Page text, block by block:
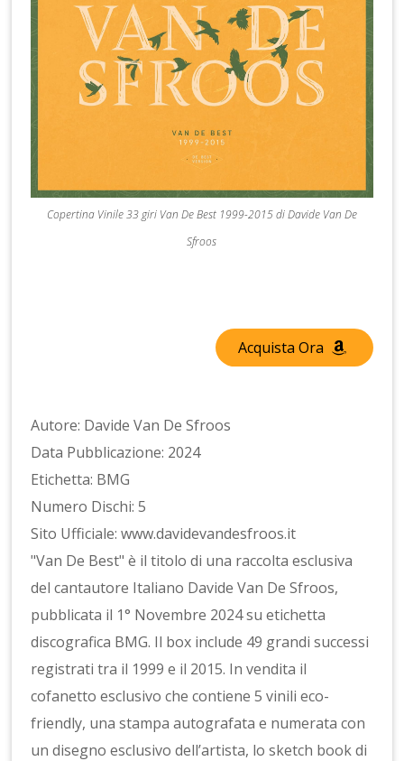
Copertina Vinile 33 giri Van De Best 1999-2015 di Davide Van De
Sfroos
Acquista Ora
Autore: Davide Van De Sfroos
Data Pubblicazione: 2024
Etichetta: BMG
Numero Dischi: 5
Sito Ufficiale: www.davidevandesfroos.it
"Van De Best" è il titolo di una raccolta esclusiva
del cantautore Italiano Davide Van De Sfroos,
pubblicata il 1° Novembre 2024 su etichetta
discografica BMG. Il box include 49 grandi successi
registrati tra il 1999 e il 2015. In vendita il
cofanetto esclusivo che contiene 5 vinili eco-
friendly, una stampa autografata e numerata con
un disegno esclusivo dell’artista, lo sketch book di